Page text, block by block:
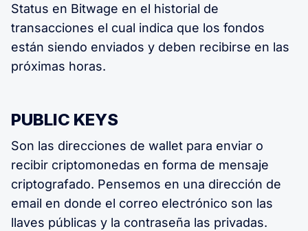
Status en Bitwage en el historial de
transacciones el cual indica que los fondos
están siendo enviados y deben recibirse en las
próximas horas.
PUBLIC KEYS
Son las direcciones de wallet para enviar o
recibir criptomonedas en forma de mensaje
criptografado. Pensemos en una dirección de
email en donde el correo electrónico son las
llaves públicas y la contraseña las privadas.